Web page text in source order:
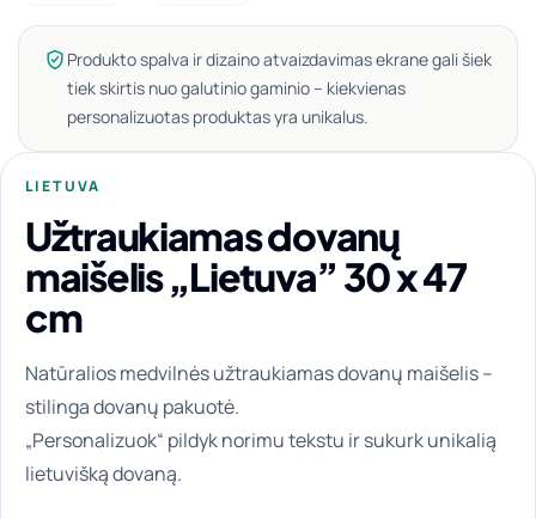
Produkto spalva ir dizaino atvaizdavimas ekrane gali šiek
tiek skirtis nuo galutinio gaminio – kiekvienas
personalizuotas produktas yra unikalus.
LIETUVA
Užtraukiamas dovanų
maišelis „Lietuva” 30 x 47
cm
Natūralios medvilnės užtraukiamas dovanų maišelis –
stilinga dovanų pakuotė.
„Personalizuok“ pildyk norimu tekstu ir sukurk unikalią
lietuvišką dovaną.